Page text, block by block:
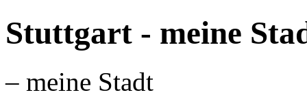
Stuttgart - meine
– meine Stadt